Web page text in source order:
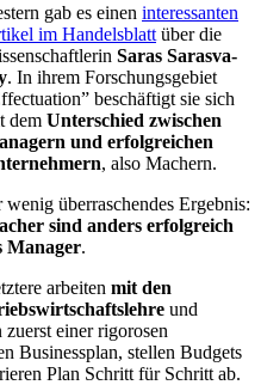
gab es einen interessanten
im Handelsblatt über die
Saras Sarasva­
. In ihrem Forschungsgebiet
beschäftigt sie sich
dem Unterschied zwischen
und erfolgreichen
, al­so Ma­chern.
wenig überraschendes Ergebnis:
sind anders erfolgreich
Manager.
arbeiten mit den
und
einer rigorosen
Businessplan, stellen Budgets
Plan Schritt für Schritt ab.